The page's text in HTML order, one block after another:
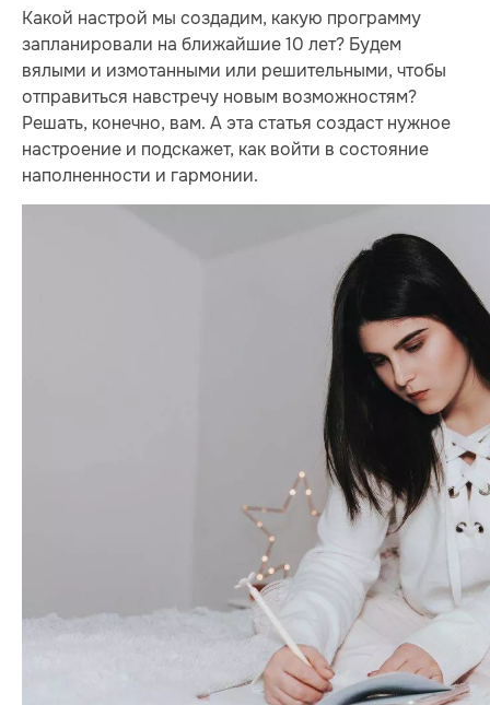
Какой настрой мы создадим, какую программу
запланировали на ближайшие 10 лет? Будем
вялыми и измотанными или решительными, чтобы
отправиться навстречу новым возможностям?
Решать, конечно, вам. А эта статья создаст нужное
настроение и подскажет, как войти в состояние
наполненности и гармонии.